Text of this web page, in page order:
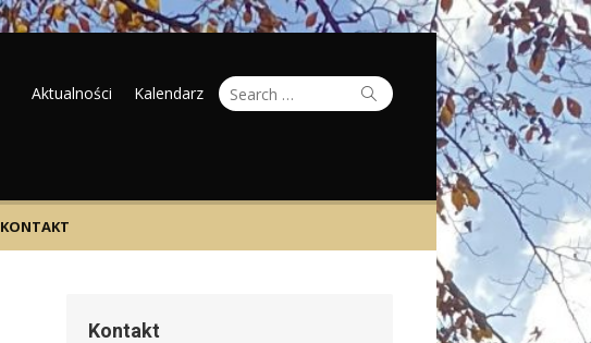
Search
for:
Search
Aktualności Kalendarz
KONTAKT
Kontakt